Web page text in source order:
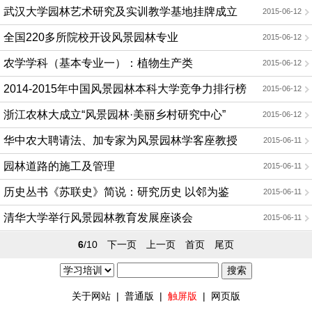
2015-06-12
武汉大学园林艺术研究及实训教学基地挂牌成立
2015-06-12
全国220多所院校开设风景园林专业
2015-06-12
农学学科（基本专业一）：植物生产类
2015-06-12
2014-2015年中国风景园林本科大学竞争力排行榜
2015-06-12
浙江农林大成立“风景园林·美丽乡村研究中心”
2015-06-11
华中农大聘请法、加专家为风景园林学客座教授
2015-06-11
园林道路的施工及管理
2015-06-11
历史丛书《苏联史》简说：研究历史 以邻为鉴
2015-06-11
清华大学举行风景园林教育发展座谈会
6/10 下一页 上一页 首页 尾页
关于网站 | 普通版 | 触屏版 | 网页版